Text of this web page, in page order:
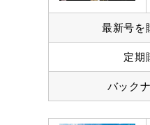
最新号を
定期
バック